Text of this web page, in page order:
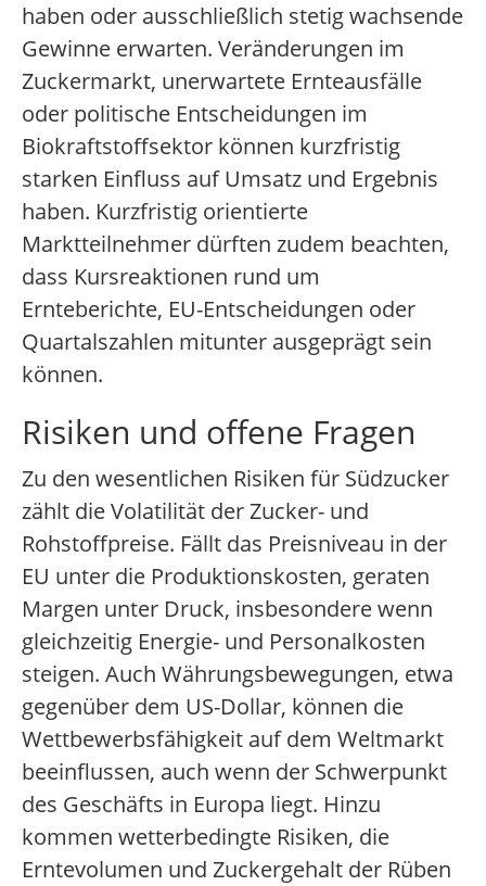
haben oder ausschließlich stetig wachsende
Gewinne erwarten. Veränderungen im
Zuckermarkt, unerwartete Ernteausfälle
oder politische Entscheidungen im
Biokraftstoffsektor können kurzfristig
starken Einfluss auf Umsatz und Ergebnis
haben. Kurzfristig orientierte
Marktteilnehmer dürften zudem beachten,
dass Kursreaktionen rund um
Ernteberichte, EU-Entscheidungen oder
Quartalszahlen mitunter ausgeprägt sein
können.
Risiken und offene Fragen
Zu den wesentlichen Risiken für Südzucker
zählt die Volatilität der Zucker- und
Rohstoffpreise. Fällt das Preisniveau in der
EU unter die Produktionskosten, geraten
Margen unter Druck, insbesondere wenn
gleichzeitig Energie- und Personalkosten
steigen. Auch Währungsbewegungen, etwa
gegenüber dem US-Dollar, können die
Wettbewerbsfähigkeit auf dem Weltmarkt
beeinflussen, auch wenn der Schwerpunkt
des Geschäfts in Europa liegt. Hinzu
kommen wetterbedingte Risiken, die
Erntevolumen und Zuckergehalt der Rüben